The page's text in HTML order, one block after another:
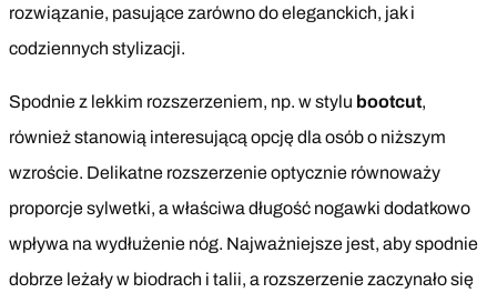
rozwiązanie, pasujące zarówno do eleganckich, jak i
codziennych stylizacji.
Spodnie z lekkim rozszerzeniem, np. w stylu bootcut,
również stanowią interesującą opcję dla osób o niższym
wzroście. Delikatne rozszerzenie optycznie równoważy
proporcje sylwetki, a właściwa długość nogawki dodatkowo
wpływa na wydłużenie nóg. Najważniejsze jest, aby spodnie
dobrze leżały w biodrach i talii, a rozszerzenie zaczynało się